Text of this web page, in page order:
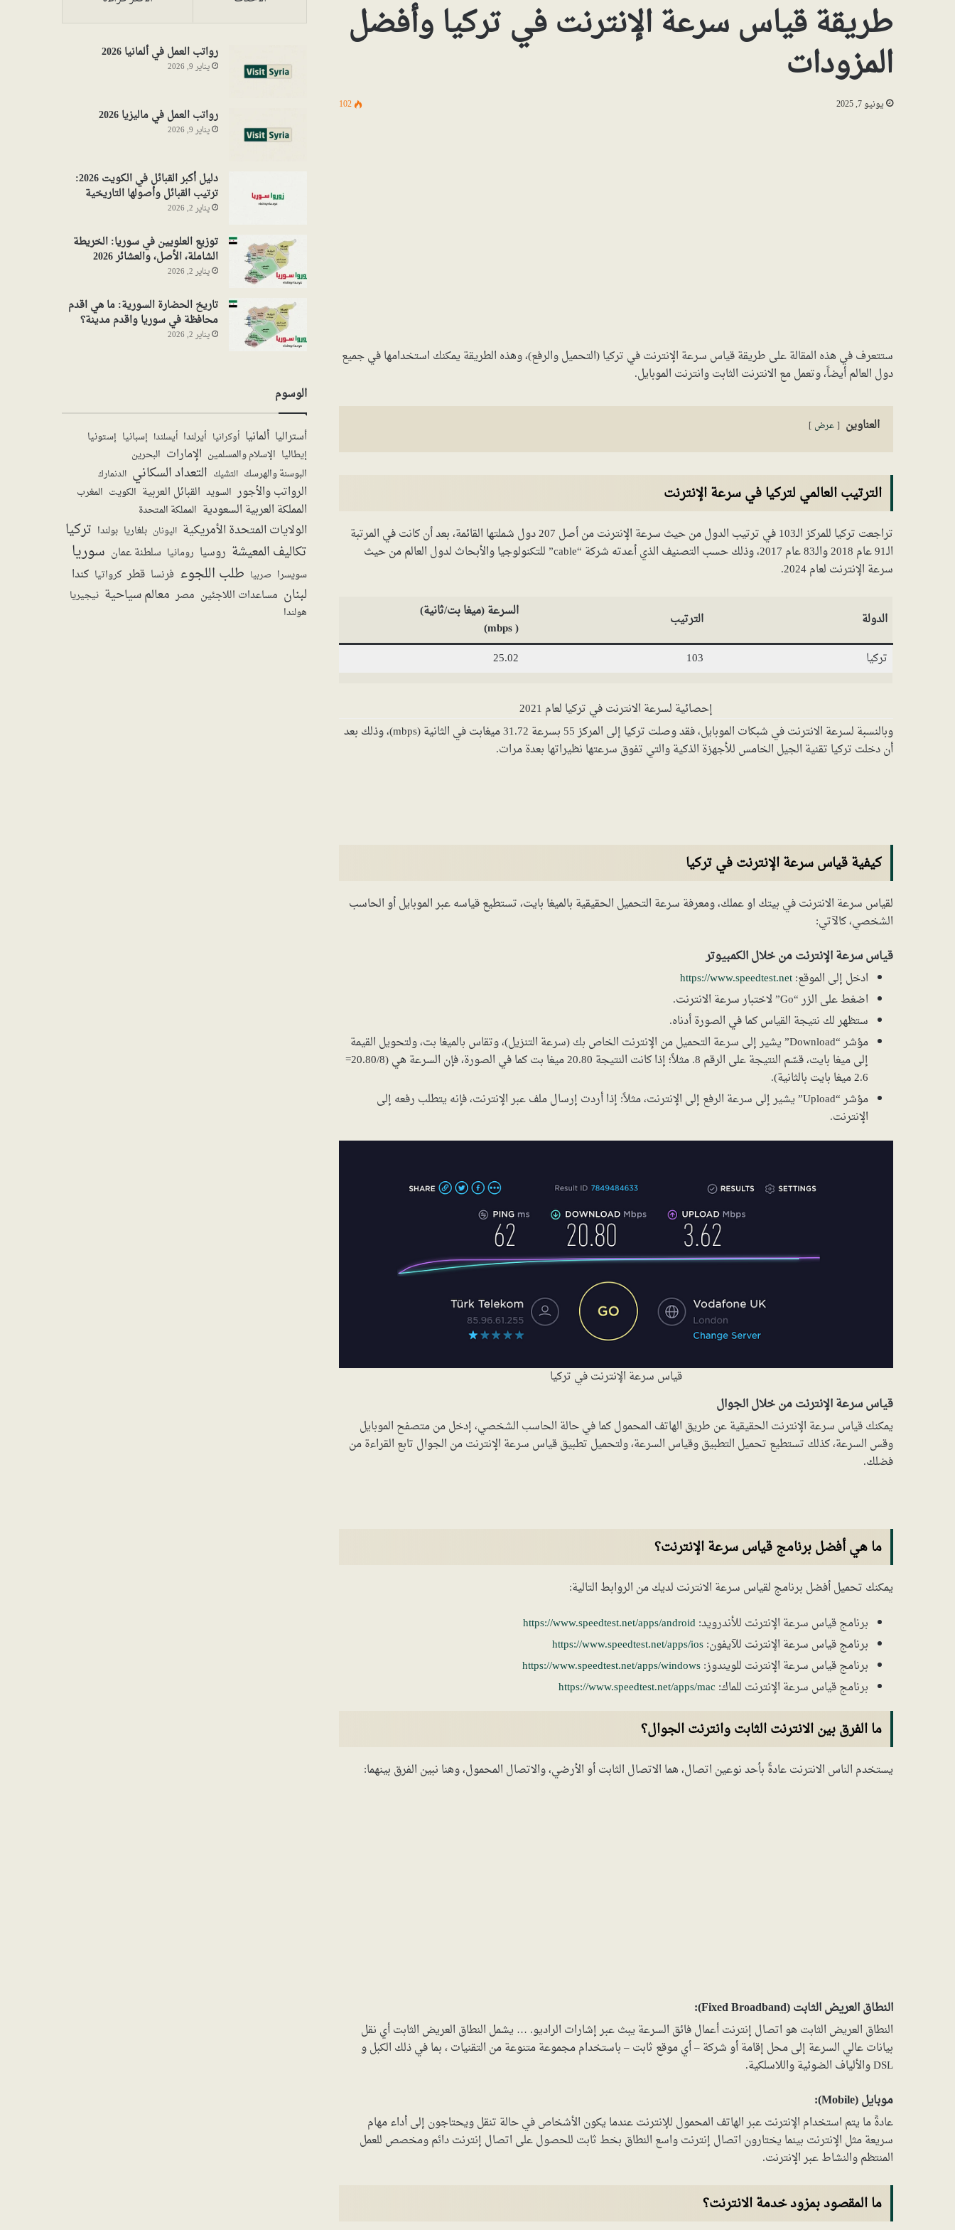
طريقة قياس سرعة الإنترنت في تركيا وأفضل
المزودات
يونيو 7, 2025 102
ستتعرف في هذه المقالة على طريقة قياس سرعة الإنترنت في تركيا (التحميل والرفع)، وهذه الطريقة يمكنك استخدامها في جميع
دول العالم أيضاً، وتعمل مع الانترنت الثابت وانترنت الموبايل.
العناوين عرض
الترتيب العالمي لتركيا في سرعة الإنترنت
تراجعت تركيا للمركز الـ103 في ترتيب الدول من حيث سرعة الإنترنت من أصل 207 دول شملتها القائمة، بعد أن كانت في المرتبة
الـ91 عام 2018 والـ83 عام 2017، وذلك حسب التصنيف الذي أعدته شركة “cable” للتكنولوجيا والأبحاث لدول العالم من حيث
سرعة الإنترنت لعام 2024.
الدولة الترتيب
السرعة (ميغا بت/ثانية)
( mbps)
تركيا
103
25.02
إحصائية لسرعة الانترنت في تركيا لعام 2021
وبالنسبة لسرعة الانترنت في شبكات الموبايل، فقد وصلت تركيا إلى المركز 55 بسرعة 31.72 ميغابت في الثانية (mbps)، وذلك بعد
أن دخلت تركيا تقنية الجيل الخامس للأجهزة الذكية والتي تفوق سرعتها نظيراتها بعدة مرات.
كيفية قياس سرعة الإنترنت في تركيا
لقياس سرعة الانترنت في بيتك او عملك، ومعرفة سرعة التحميل الحقيقية بالميغا بايت، تستطيع قياسه عبر الموبايل أو الحاسب
الشخصي، كالآتي:
قياس سرعة الإنترنت من خلال الكمبيوتر
ادخل إلى الموقع:https://www.speedtest.net
اضغط على الزر “Go” لاختبار سرعة الانترنت.
ستظهر لك نتيجة القياس كما في الصورة أدناه.
مؤشر “Download” يشير إلى سرعة التحميل من الإنترنت الخاص بك (سرعة التنزيل)، وتقاس بالميغا بت، ولتحويل القيمة
إلى ميغا بايت، قسّم النتيجة على الرقم 8. مثلاً؛ إذا كانت النتيجة 20.80 ميغا بت كما في الصورة، فإن السرعة هي (20.80/8=
2.6 ميغا بايت بالثانية).
مؤشر “Upload” يشير إلى سرعة الرفع إلى الإنترنت، مثلاً: إذا أردت إرسال ملف عبر الإنترنت، فإنه يتطلب رفعه إلى
الإنترنت.
قياس سرعة الإنترنت في تركيا
قياس سرعة الإنترنت من خلال الجوال
يمكنك قياس سرعة الإنترنت الحقيقية عن طريق الهاتف المحمول كما في حالة الحاسب الشخصي، إدخل من متصفح الموبايل
وقس السرعة، كذلك تستطيع تحميل التطبيق وقياس السرعة، ولتحميل تطبيق قياس سرعة الإنترنت من الجوال تابع القراءة من
فضلك.
ما هي أفضل برنامج قياس سرعة الإنترنت؟
يمكنك تحميل أفضل برنامج لقياس سرعة الانترنت لديك من الروابط التالية:
برنامج قياس سرعة الإنترنت للأندرويد:https://www.speedtest.net/apps/android
برنامج قياس سرعة الإنترنت للآيفون:https://www.speedtest.net/apps/ios
برنامج قياس سرعة الإنترنت للويندوز:https://www.speedtest.net/apps/windows
برنامج قياس سرعة الإنترنت للماك: https://www.speedtest.net/apps/mac
ما الفرق بين الانترنت الثابت وانترنت الجوال؟
يستخدم الناس الانترنت عادةً بأحد نوعين اتصال، هما الاتصال الثابت أو الأرضي، والاتصال المحمول، وهنا نبين الفرق بينهما:
النطاق العريض الثابت (Fixed Broadband):
النطاق العريض الثابت هو اتصال إنترنت أعمال فائق السرعة يبث عبر إشارات الراديو. … يشمل النطاق العريض الثابت أي نقل
بيانات عالي السرعة إلى محل إقامة أو شركة – أي موقع ثابت – باستخدام مجموعة متنوعة من التقنيات ، بما في ذلك الكبل و
DSL والألياف الضوئية واللاسلكية.
موبايل (Mobile):
عادةً ما يتم استخدام الإنترنت عبر الهاتف المحمول للإنترنت عندما يكون الأشخاص في حالة تنقل ويحتاجون إلى أداء مهام
سريعة مثل الإنترنت بينما يختارون اتصال إنترنت واسع النطاق بخط ثابت للحصول على اتصال إنترنت دائم ومخصص للعمل
المنتظم والنشاط عبر الإنترنت.
ما المقصود بمزود خدمة الانترنت؟
رواتب العمل في ألمانيا 2026
يناير 9, 2026
رواتب العمل في ماليزيا 2026
يناير 9, 2026
دليل أكبر القبائل في الكويت 2026:
ترتيب القبائل وأصولها التاريخية
يناير 2, 2026
توزيع العلويين في سوريا: الخريطة
الشاملة، الأصل، والعشائر 2026
يناير 2, 2026
تاريخ الحضارة السورية: ما هي اقدم
محافظة في سوريا واقدم مدينة؟
يناير 2, 2026
الوسوم
أستراليا ألمانيا أوكرانيا أيرلندا أيسلندا إسبانيا إستونيا
إيطاليا الإسلام والمسلمين الإمارات البحرين
البوسنة والهرسك التشيك التعداد السكاني الدنمارك
الرواتب والأجور السويد القبائل العربية الكويت المغرب
المملكة العربية السعودية المملكة المتحدة
الولايات المتحدة الأمريكية اليونان بلغاريا بولندا تركيا
تكاليف المعيشة روسيا رومانيا سلطنة عمان سوريا
سويسرا صربيا طلب اللجوء فرنسا قطر كرواتيا كندا
لبنان مساعدات اللاجئين مصر معالم سياحية نيجيريا
هولندا